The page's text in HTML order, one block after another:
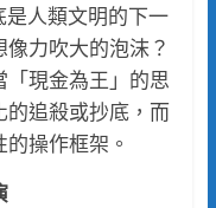
人類文明的下一
力吹大的泡沫？
現金為王」的思
的追殺或抄底，而
操作框架。